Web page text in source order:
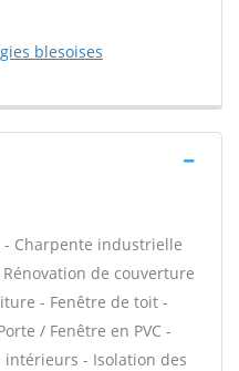
blesoises
Charpente industrielle
de couverture
- Fenêtre de toit -
/ Fenêtre en PVC -
- Isolation des